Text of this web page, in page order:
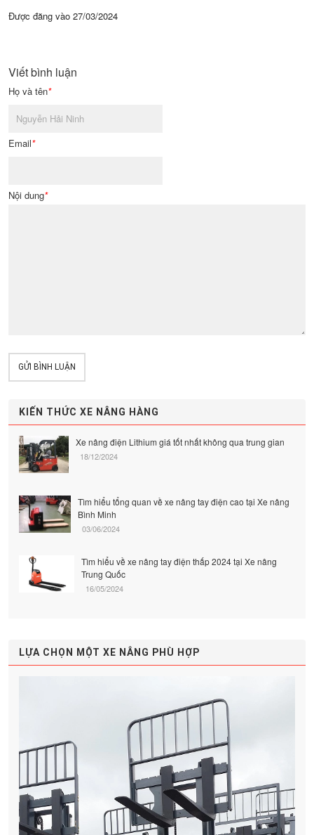
Được đăng vào 27/03/2024
Viết bình luận
Họ và tên*
Email*
Nội dung*
GỬI BÌNH LUẬN
KIẾN THỨC XE NÂNG HÀNG
Xe nâng điện Lithium giá tốt nhất không qua trung gian
18/12/2024
Tìm hiểu tổng quan về xe nâng tay điện cao tại Xe nâng
Bình Minh
03/06/2024
Tìm hiểu về xe nâng tay điện thấp 2024 tại Xe nâng
Trung Quốc
16/05/2024
LỰA CHỌN MỘT XE NÂNG PHÙ HỢP